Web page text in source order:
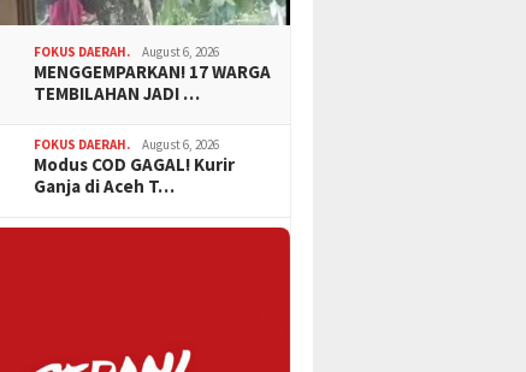
FOKUS DAERAH. August 6, 2026
MENGGEMPARKAN! 17 WARGA
TEMBILAHAN JADI …
FOKUS DAERAH. August 6, 2026
Modus COD GAGAL! Kurir
Ganja di Aceh T…